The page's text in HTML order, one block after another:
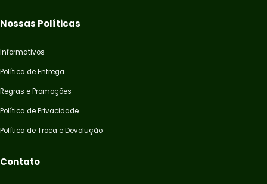
Nossas Políticas
Informativos
Política de Entrega
Regras e Promoções
Política de Privacidade
Política de Troca e Devolução
Contato